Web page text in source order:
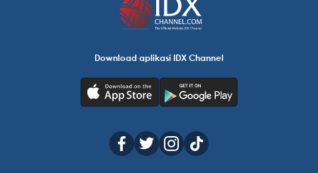
Download aplikasi IDX Channel